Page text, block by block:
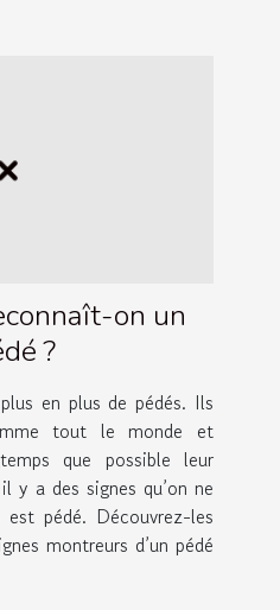
on un
?
en plus de pédés. Ils
tout le monde et
que possible leur
y a des signes qu’on ne
pédé. Découvrez-les
montreurs d’un pédé